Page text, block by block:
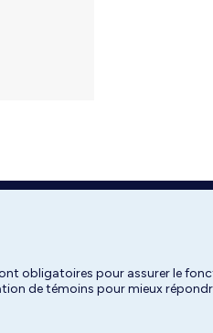
obligatoires pour assurer le
de témoins pour mieux